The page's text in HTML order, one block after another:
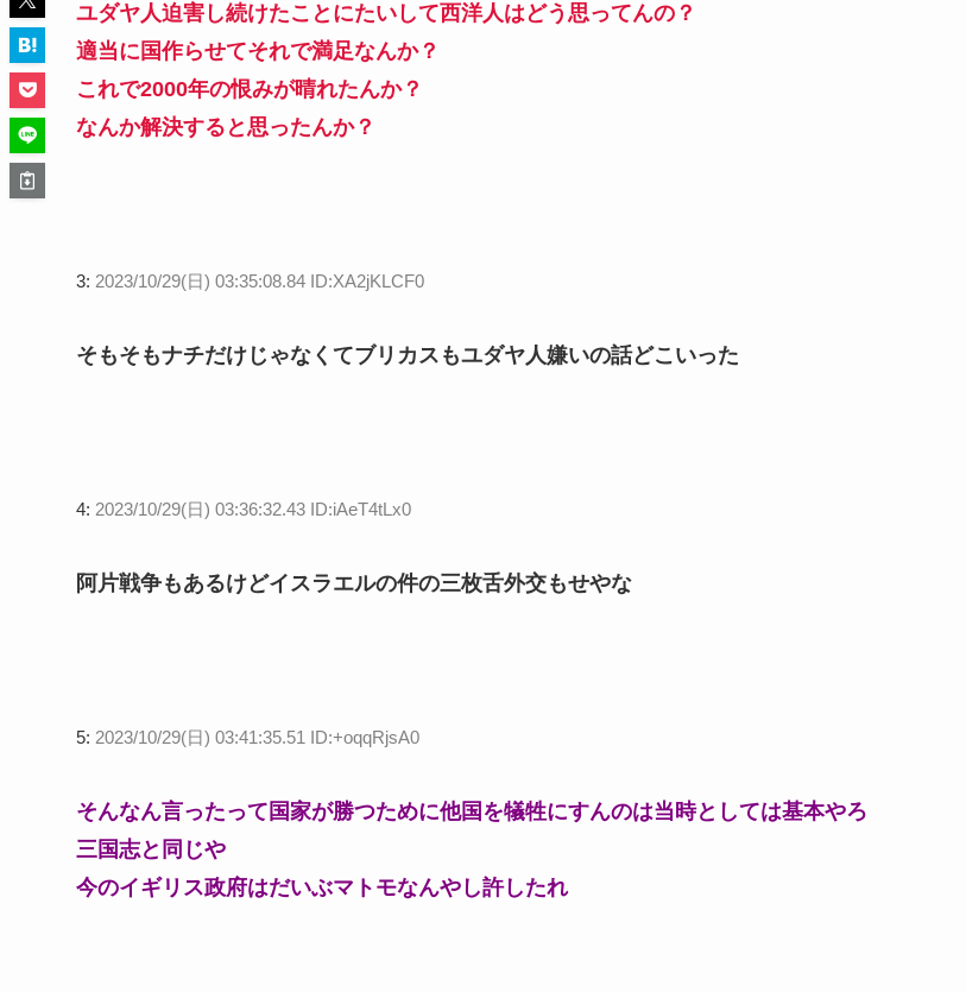
ユダヤ人迫害し続けたことにたいして西洋人はどう思ってんの？
適当に国作らせてそれで満足なんか？
これで2000年の恨みが晴れたんか？
なんか解決すると思ったんか？
3: 2023/10/29(日) 03:35:08.84 ID:XA2jKLCF0
そもそもナチだけじゃなくてブリカスもユダヤ人嫌いの話どこいった
4: 2023/10/29(日) 03:36:32.43 ID:iAeT4tLx0
阿片戦争もあるけどイスラエルの件の三枚舌外交もせやな
5: 2023/10/29(日) 03:41:35.51 ID:+oqqRjsA0
そんなん言ったって国家が勝つために他国を犠牲にすんのは当時としては基本やろ
三国志と同じや
今のイギリス政府はだいぶマトモなんやし許したれ